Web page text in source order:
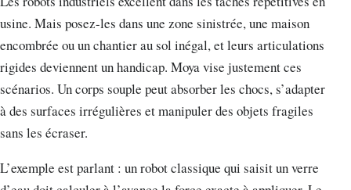
usine. Mais posez-les dans une zone sinistrée, une maison
encombrée ou un chantier au sol inégal, et leurs articulations
rigides deviennent un handicap. Moya vise justement ces
scénarios. Un corps souple peut absorber les chocs, s’adapter
à des surfaces irrégulières et manipuler des objets fragiles
sans les écraser.
L’exemple est parlant : un robot classique qui saisit un verre